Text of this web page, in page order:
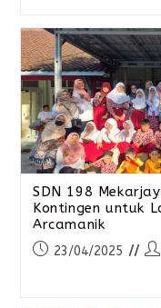
SDN 198
Kontingen untuk
Arcamanik
23/04/2025